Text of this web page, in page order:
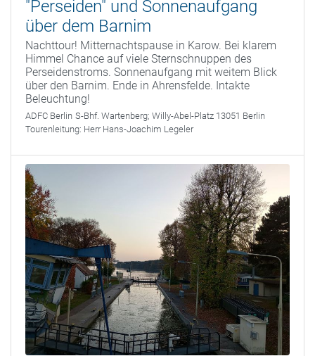
"Perseiden" und Sonnenaufgang
über dem Barnim
Nachttour! Mitternachtspause in Karow. Bei klarem
Himmel Chance auf viele Sternschnuppen des
Perseidenstroms. Sonnenaufgang mit weitem Blick
über den Barnim. Ende in Ahrensfelde. Intakte
Beleuchtung!
ADFC Berlin S-Bhf. Wartenberg; Willy-Abel-Platz 13051 Berlin
Tourenleitung: Herr Hans-Joachim Legeler